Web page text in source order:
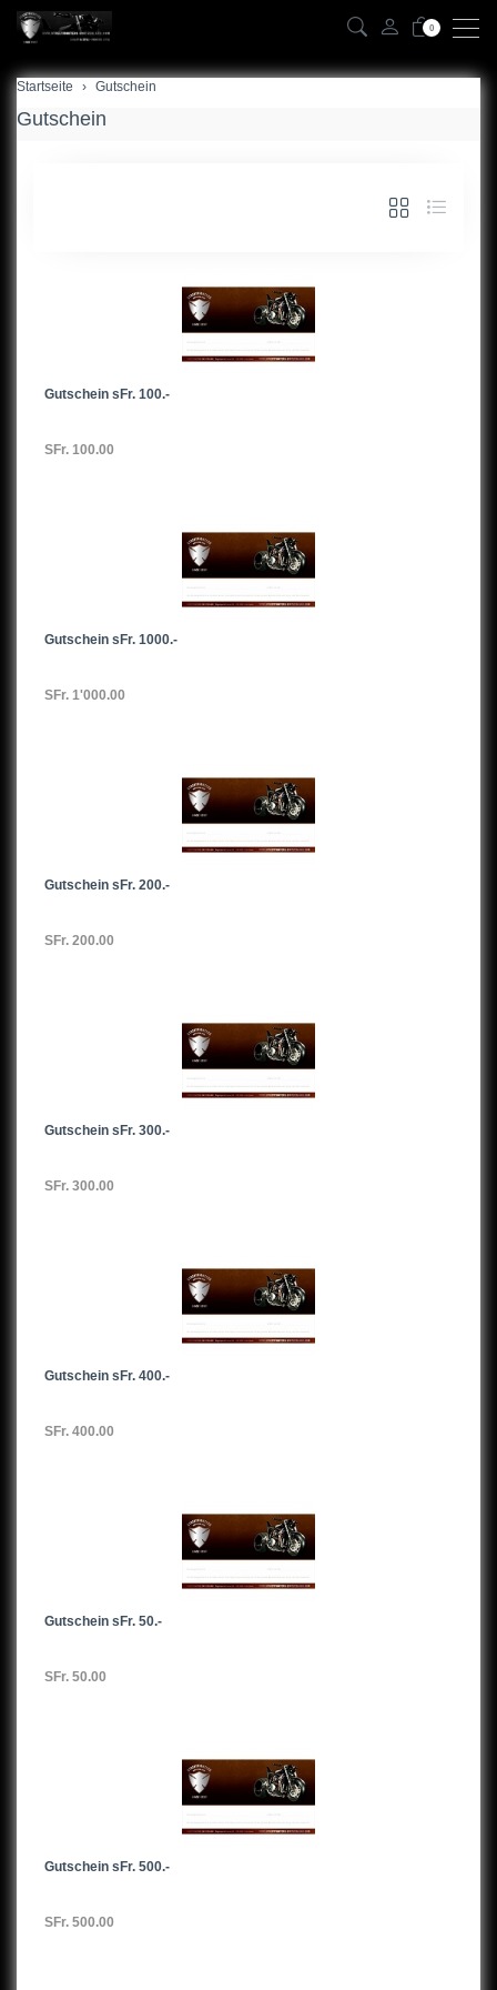
0
Startseite Gutschein
Gutschein
Gutschein sFr. 100.-
SFr. 100.00
Gutschein sFr. 1000.-
SFr. 1'000.00
Gutschein sFr. 200.-
SFr. 200.00
Gutschein sFr. 300.-
SFr. 300.00
Gutschein sFr. 400.-
SFr. 400.00
Gutschein sFr. 50.-
SFr. 50.00
Gutschein sFr. 500.-
SFr. 500.00